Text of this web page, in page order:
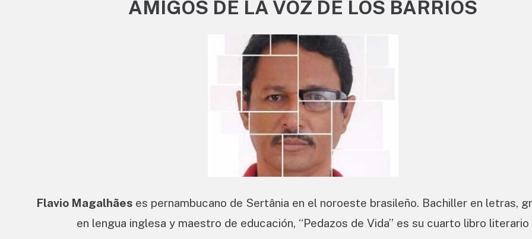
AMIGOS DE LA VOZ DE LOS BARRIOS
Flavio Magalhães es pernambucano de Sertânia en el noroeste brasileño. Bachiller en letras,
en lengua inglesa y maestro de educación, “Pedazos de Vida” es su cuarto libro literario